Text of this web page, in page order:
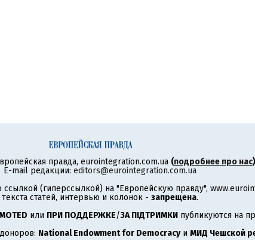
правда, eurointegration.com.ua (подробнее про нас)
E-mail редакции: editors@eurointegration.com.ua
(гиперссылкой) на "Европейскую правду",
текста статей, интервью и колонок - запрещена.
или ПРИ ПОДДЕРЖКЕ/ЗА ПІДТРИМКИ публикуются на
National Endowment for Democracyи МИД Чешской